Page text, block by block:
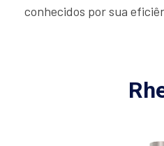
conhecidos por sua